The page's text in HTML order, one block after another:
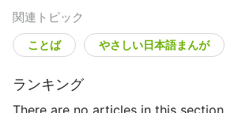
関連トピック
ことば やさしい日本語まんが
ランキング
There are no articles in this section.